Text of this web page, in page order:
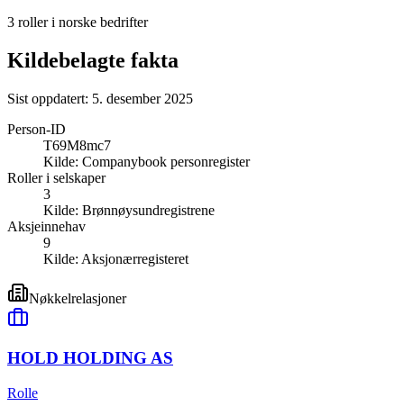
3 roller i norske bedrifter
Kildebelagte fakta
Sist oppdatert: 5. desember 2025
Person-ID
T69M8mc7
Kilde: Companybook personregister
Roller i selskaper
3
Kilde: Brønnøysundregistrene
Aksjeinnehav
9
Kilde: Aksjonærregisteret
Nøkkelrelasjoner
HOLD HOLDING AS
Rolle